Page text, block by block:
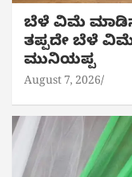
ಬೆಳೆ ವಿಮೆ
ತಪ್ಪದೇ ಬೆಳೆ
ಮುನಿಯಪ್ಪ
August 7, 2026